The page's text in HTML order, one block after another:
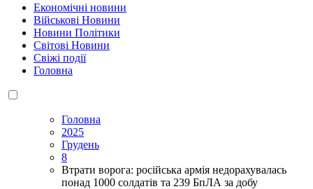
Економічні новини
Військові Новини
Новини Політики
Світові Новини
Свіжі події
Головна
Головна
2025
Грудень
8
Втрати ворога: російська армія недорахувалась
понад 1000 солдатів та 239 БпЛА за добу